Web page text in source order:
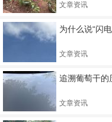
文章资讯
为什么说“闪
文章资讯
追溯葡萄干的
文章资讯